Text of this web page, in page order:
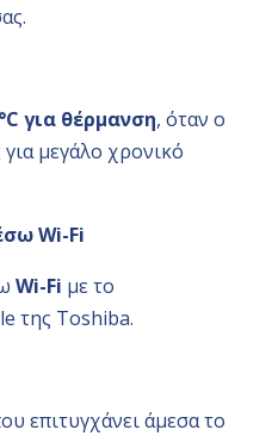
για θέρμανση, όταν ο
μεγάλο χρονικό
Wi-Fi
Wi-Fi με το
της Toshiba.
επιτυγχάνει άμεσα το